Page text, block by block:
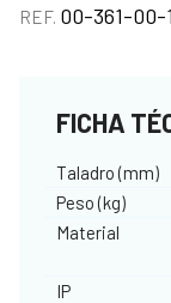
REF. 00-361-00-
FICHA
Taladro (mm)
Peso (kg)
Material
IP